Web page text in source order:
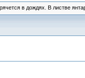
в дождях. В листве